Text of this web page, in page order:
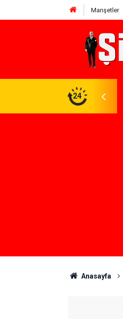
Manşetler
24
Gerekenler: Telegram
Anasayfa